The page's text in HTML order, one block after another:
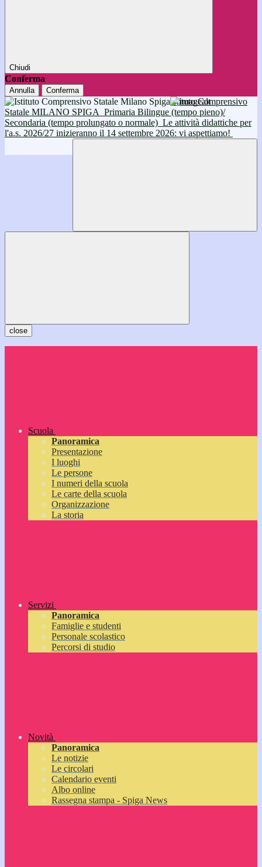
Chiudi
Conferma
Annulla Conferma
Istituto Comprensivo
Statale MILANO SPIGA Primaria Bilingue (tempo pieno)/
Secondaria (tempo prolungato o normale) Le attività didattiche per
l'a.s. 2026/27 inizieranno il 14 settembre 2026: vi aspettiamo!
close
Scuola
Panoramica
Presentazione
I luoghi
Le persone
I numeri della scuola
Le carte della scuola
Organizzazione
La storia
Servizi
Panoramica
Famiglie e studenti
Personale scolastico
Percorsi di studio
Novità
Panoramica
Le notizie
Le circolari
Calendario eventi
Albo online
Rassegna stampa - Spiga News